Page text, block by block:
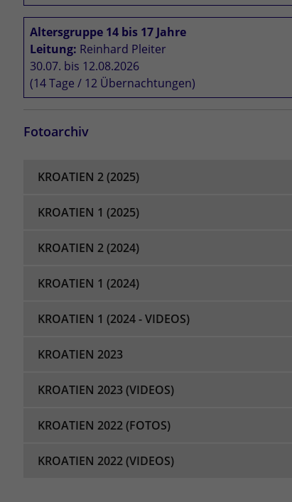
Altersgruppe 14 bis 17 Jahre
Leitung: Reinhard Pleiter
30.07. bis 12.08.2026
(14 Tage / 12 Übernachtungen)
Fotoarchiv
KROATIEN 2 (2025)
KROATIEN 1 (2025)
KROATIEN 2 (2024)
KROATIEN 1 (2024)
KROATIEN 1 (2024 - VIDEOS)
KROATIEN 2023
KROATIEN 2023 (VIDEOS)
KROATIEN 2022 (FOTOS)
KROATIEN 2022 (VIDEOS)
Name _ga_FPMZ1SHST6
Anbieter Google LLC
Laufzeit 2 Jahre
Zweck